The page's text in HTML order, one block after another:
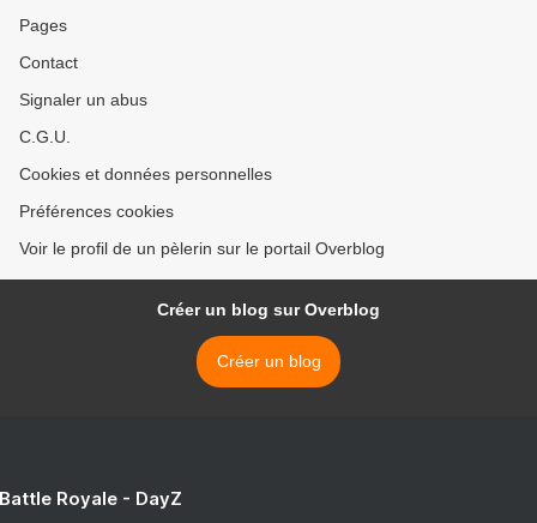
Pages
Contact
Signaler un abus
C.G.U.
Cookies et données personnelles
Préférences cookies
Voir le profil de un pèlerin sur le portail Overblog
Créer un blog sur Overblog
Créer un blog
Royale - DayZ